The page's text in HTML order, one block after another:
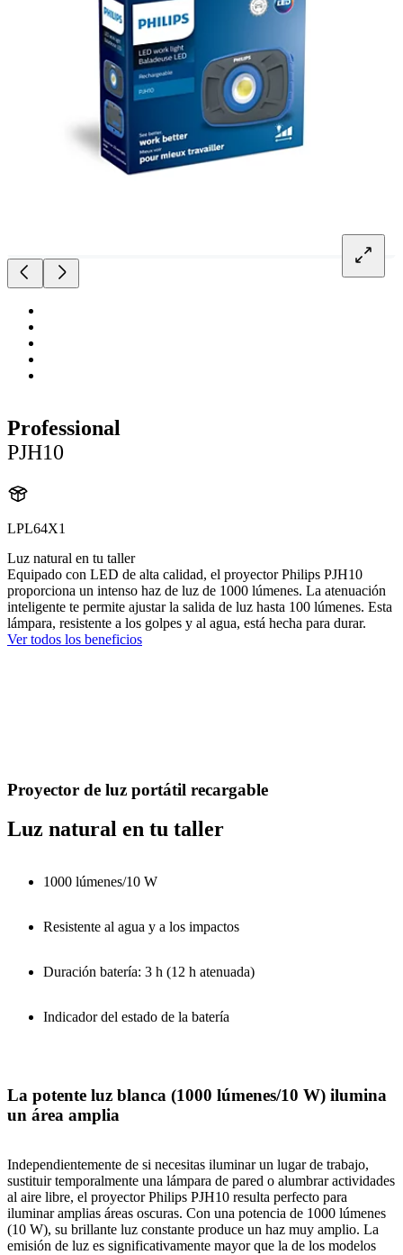
Professional
PJH10
LPL64X1
Luz natural en tu taller
Equipado con LED de alta calidad, el proyector Philips PJH10
proporciona un intenso haz de luz de 1000 lúmenes. La atenuación
inteligente te permite ajustar la salida de luz hasta 100 lúmenes. Esta
lámpara, resistente a los golpes y al agua, está hecha para durar.
Ver todos los beneficios
Proyector de luz portátil recargable
Luz natural en tu taller
1000 lúmenes/10 W
Resistente al agua y a los impactos
Duración batería: 3 h (12 h atenuada)
Indicador del estado de la batería
La potente luz blanca (1000 lúmenes/10 W) ilumina
un área amplia
Independientemente de si necesitas iluminar un lugar de trabajo,
sustituir temporalmente una lámpara de pared o alumbrar actividades
al aire libre, el proyector Philips PJH10 resulta perfecto para
iluminar amplias áreas oscuras. Con una potencia de 1000 lúmenes
(10 W), su brillante luz constante produce un haz muy amplio. La
emisión de luz es significativamente mayor que la de los modelos